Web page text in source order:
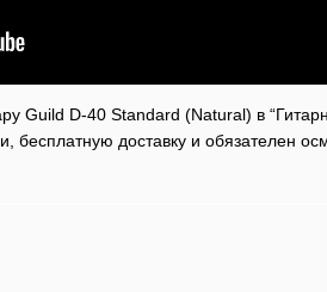
Guild D-40 Standard (Natural) в
бесплатную доставку и обязателен